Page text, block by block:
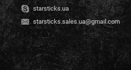
starsticks.ua
starsticks.sales.ua@gmail.com